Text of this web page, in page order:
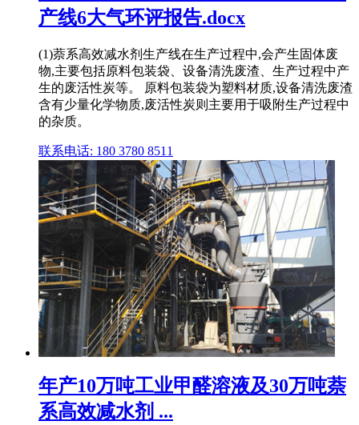
产线6大气环评报告.docx
(1)萘系高效减水剂生产线在生产过程中,会产生固体废
物,主要包括原料包装袋、设备清洗废渣、生产过程中产
生的废活性炭等。 原料包装袋为塑料材质,设备清洗废渣
含有少量化学物质,废活性炭则主要用于吸附生产过程中
的杂质。
联系电话: 180 3780 8511
年产10万吨工业甲醛溶液及30万吨萘
系高效减水剂 ...